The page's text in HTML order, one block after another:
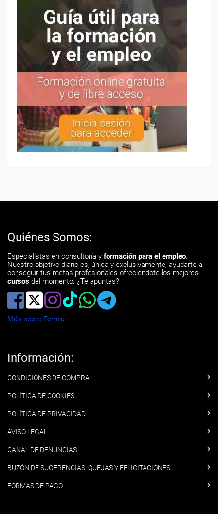
Quiénes Somos:
Especialistas en consultoría y formación para el empleo.
Nuestro objetivo diario es, única y exclusivamente, ayudarte a
conseguir tus metas profesionales ofreciéndote los mejores
cursos del momento. ¿Te apuntas?
Más sobre Femxa
Información:
CONDICIONES DE COMPRA
POLÍTICA DE COOKIES
POLÍTICA DE PRIVACIDAD
AVISO LEGAL
CANAL DE DENUNCIAS
BUZÓN DE SUGERENCIAS, QUEJAS Y FELICITACIONES
FORMAS DE PAGO